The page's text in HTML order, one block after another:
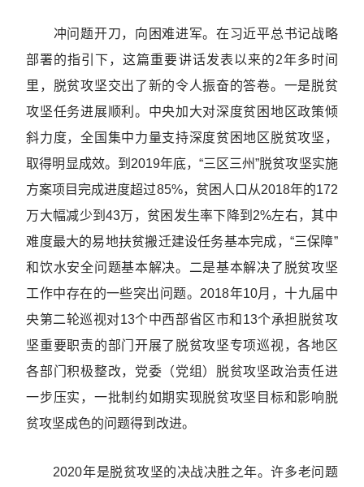
冲问题开刀，向困难进军。在习近平总书记战略
部署的指引下，这篇重要讲话发表以来的2年多时间
里，脱贫攻坚交出了新的令人振奋的答卷。一是脱贫
攻坚任务进展顺利。中央加大对深度贫困地区政策倾
斜力度，全国集中力量支持深度贫困地区脱贫攻坚，
取得明显成效。到2019年底，“三区三州”脱贫攻坚实施
方案项目完成进度超过85%，贫困人口从2018年的172
万大幅减少到43万，贫困发生率下降到2%左右，其中
难度最大的易地扶贫搬迁建设任务基本完成，“三保障”
和饮水安全问题基本解决。二是基本解决了脱贫攻坚
工作中存在的一些突出问题。2018年10月，十九届中
央第二轮巡视对13个中西部省区市和13个承担脱贫攻
坚重要职责的部门开展了脱贫攻坚专项巡视，各地区
各部门积极整改，党委（党组）脱贫攻坚政治责任进
一步压实，一批制约如期实现脱贫攻坚目标和影响脱
贫攻坚成色的问题得到改进。
2020年是脱贫攻坚的决战决胜之年。许多老问题